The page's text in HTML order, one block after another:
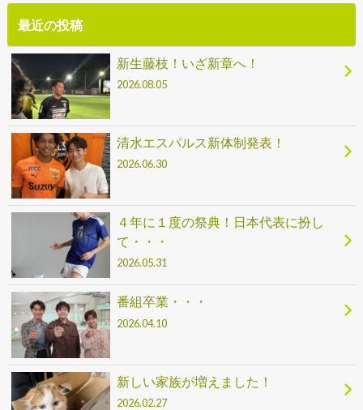
最近の投稿
新生藤枝！いざ新章へ！
2026.08.05
清水エスパルス新体制発表！
2026.06.30
４年に１度の祭典！日本代表に扮し
て・・・
2026.05.31
番組卒業・・・
2026.04.10
新しい家族が増えました！
2026.02.27